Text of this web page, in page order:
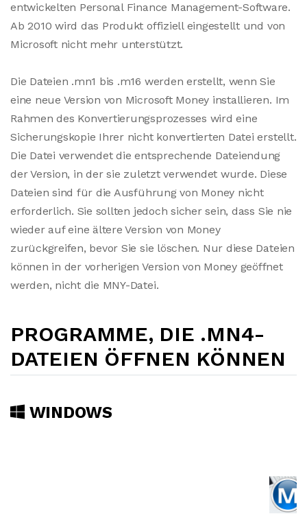
entwickelten Personal Finance Management-Software.
Ab 2010 wird das Produkt offiziell eingestellt und von
Microsoft nicht mehr unterstützt.
Die Dateien .mn1 bis .m16 werden erstellt, wenn Sie
eine neue Version von Microsoft Money installieren. Im
Rahmen des Konvertierungsprozesses wird eine
Sicherungskopie Ihrer nicht konvertierten Datei erstellt.
Die Datei verwendet die entsprechende Dateiendung
der Version, in der sie zuletzt verwendet wurde. Diese
Dateien sind für die Ausführung von Money nicht
erforderlich. Sie sollten jedoch sicher sein, dass Sie nie
wieder auf eine ältere Version von Money
zurückgreifen, bevor Sie sie löschen. Nur diese Dateien
können in der vorherigen Version von Money geöffnet
werden, nicht die MNY-Datei.
PROGRAMME, DIE .MN4-
DATEIEN ÖFFNEN KÖNNEN
WINDOWS